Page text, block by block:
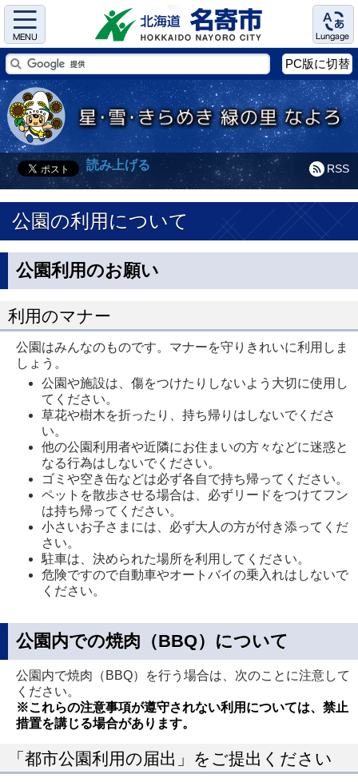
Menu Language
PC版に切替
RSS
読み上げる
公園の利用について
公園利用のお願い
利用のマナー
公園はみんなのものです。マナーを守りきれいに利用しま
しょう。
公園や施設は、傷をつけたりしないよう大切に使用し
てください。
草花や樹木を折ったり、持ち帰りはしないでくださ
い。
他の公園利用者や近隣にお住まいの方々などに迷惑と
なる行為はしないでください。
ゴミや空き缶などは必ず各自で持ち帰ってください。
ペットを散歩させる場合は、必ずリードをつけてフン
は持ち帰ってください。
小さいお子さまには、必ず大人の方が付き添ってくだ
さい。
駐車は、決められた場所を利用してください。
危険ですので自動車やオートバイの乗入れはしないで
ください。
公園内での焼肉（BBQ）について
公園内で焼肉（BBQ）を行う場合は、次のことに注意して
ください。
※これらの注意事項が遵守されない利用については、禁止
措置を講じる場合があります。
「都市公園利用の届出」をご提出ください